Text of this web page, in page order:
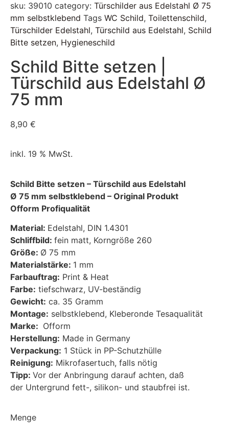
sku: 39010 category: Türschilder aus Edelstahl Ø 75
mm selbstklebend Tags WC Schild, Toilettenschild,
Türschilder Edelstahl, Türschild aus Edelstahl, Schild
Bitte setzen, Hygieneschild
Schild Bitte setzen |
Türschild aus Edelstahl Ø
75 mm
8,90 €
inkl. 19 % MwSt.
Schild Bitte setzen – Türschild aus Edelstahl
Ø 75 mm selbstklebend – Original Produkt
Ofform Profiqualität
Material: Edelstahl, DIN 1.4301
Schliffbild: fein matt, Korngröße 260
Größe: Ø 75 mm
Materialstärke: 1 mm
Farbauftrag: Print & Heat
Farbe: tiefschwarz, UV-beständig
Gewicht: ca. 35 Gramm
Montage: selbstklebend, Kleberonde Tesaqualität
Marke: Ofform
Herstellung: Made in Germany
Verpackung: 1 Stück in PP-Schutzhülle
Reinigung: Mikrofasertuch, falls nötig
Tipp: Vor der Anbringung darauf achten, daß
der Untergrund fett-, silikon- und staubfrei ist.
Menge